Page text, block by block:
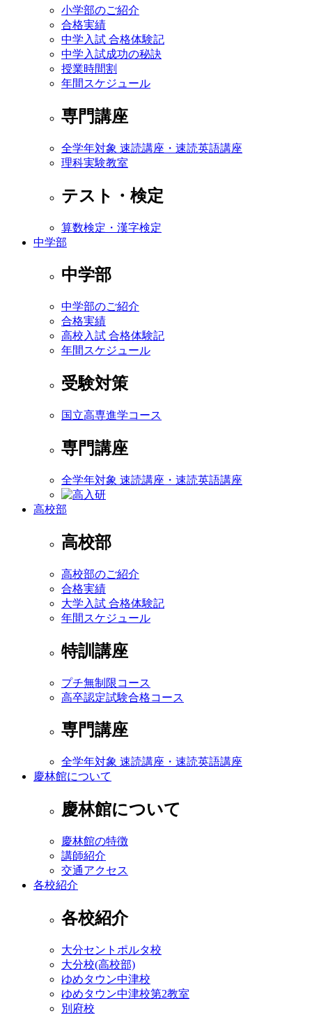
小学部のご紹介
合格実績
中学入試 合格体験記
中学入試成功の秘訣
授業時間割
年間スケジュール
専門講座
全学年対象 速読講座・速読英語講座
理科実験教室
テスト・検定
算数検定・漢字検定
中学部
中学部
中学部のご紹介
合格実績
高校入試 合格体験記
年間スケジュール
受験対策
国立高専進学コース
専門講座
全学年対象 速読講座・速読英語講座
高校部
高校部
高校部のご紹介
合格実績
大学入試 合格体験記
年間スケジュール
特訓講座
プチ無制限コース
高卒認定試験合格コース
専門講座
全学年対象 速読講座・速読英語講座
慶林館について
慶林館について
慶林館の特徴
講師紹介
交通アクセス
各校紹介
各校紹介
大分セントポルタ校
大分校(高校部)
ゆめタウン中津校
ゆめタウン中津校第2教室
別府校